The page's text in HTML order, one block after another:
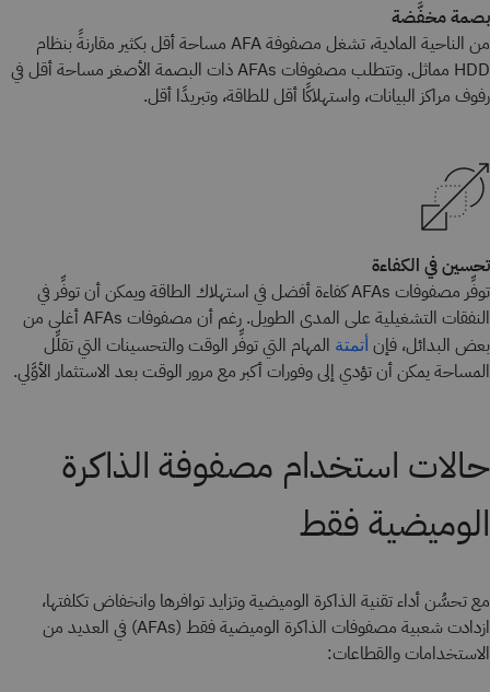
بصمة مخفَّضة
من الناحية المادية، تشغل مصفوفة AFA مساحة أقل بكثير مقارنةً بنظام
HDD مماثل. وتتطلب مصفوفات AFAs ذات البصمة الأصغر مساحة أقل في
رفوف مراكز البيانات، واستهلاكًا أقل للطاقة، وتبريدًا أقل.
تحسين في الكفاءة
توفِّر مصفوفات AFAs كفاءة أفضل في استهلاك الطاقة ويمكن أن توفِّر في
النفقات التشغيلية على المدى الطويل. رغم أن مصفوفات AFAs أغلى من
بعض البدائل، فإن أتمتة المهام التي توفِّر الوقت والتحسينات التي تقلِّل
المساحة يمكن أن تؤدي إلى وفورات أكبر مع مرور الوقت بعد الاستثمار الأوَّلي.
حالات استخدام مصفوفة الذاكرة
الوميضية فقط
مع تحسُّن أداء تقنية الذاكرة الوميضية وتزايد توافرها وانخفاض تكلفتها،
ازدادت شعبية مصفوفات الذاكرة الوميضية فقط (AFAs) في العديد من
الاستخدامات والقطاعات: